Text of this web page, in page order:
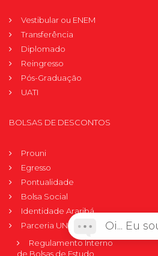
Vestibular ou ENEM
Transferência
Diplomado
Reingresso
Pós-Graduação
UATI
BOLSAS DE DESCONTOS
Prouni
Egresso
Pontualidade
Bolsa Social
Identidade Araribá
Parceria UNISAGRADO + Empresa
Regulamento Interno
de Bolsas de Estudo
Oi... Eu